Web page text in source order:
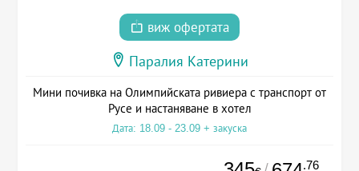
виж офертата
Паралия Катерини
Мини почивка на Олимпийската ривиера с транспорт от
Русе и настаняване в хотел
Дата: 18.09 - 23.09 + закуска
.76